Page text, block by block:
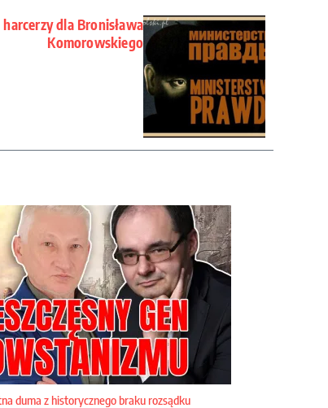
dla Bronisława
Komorowskiego
duma z historycznego braku rozsądku